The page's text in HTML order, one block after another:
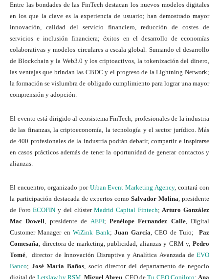
Entre las bondades de las FinTech destacan los nuevos modelos digitales
en los que la clave es la experiencia de usuario; han demostrado mayor
innovación, calidad del servicio financiero, reducción de costes de
servicios e inclusión financiera; éxitos en el desarrollo de economías
colaborativas y modelos circulares a escala global. Sumando el desarrollo
de Blockchain y la Web3.0 y los criptoactivos, la tokenización del dinero,
las ventajas que brindan las CBDC y el progreso de la Lightning Network;
la formación se vislumbra de obligado cumplimiento para lograr una mayor
comprensión y adopción.
El evento está dirigido al ecosistema FinTech, profesionales de la industria
de las finanzas, la criptoeconomía, la tecnología y el sector jurídico. Más
de 400 profesionales de la industria podrán debatir, compartir e inspirarse
en casos prácticos además de tener la oportunidad de generar contactos y
alianzas.
El encuentro, organizado por Urban Event Marketing Agency, contará con
la participación destacada de expertos como Salvador Molina , presidente
de ForoECOFIN y del clústerMadrid Capital Fintech; Arturo González
Mac Dowell , presidente de AEFI; Penélope Fernandez Calle, Digital
Customer Manager enWiZink Bank;Juan García , CEO de Tuio;Paz
Comesaña , directora de marketing, publicidad, alianzas y CRM y, Pedro
Tomé , director de Innovación Disruptiva y Analítica Avanzada de EVO
Banco; José María Baños , socio director del departamento de negocio
digital de Letslaw by RSM ,Miguel Abreu, CEO deTu CEO Copiloto; Ana